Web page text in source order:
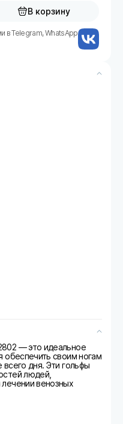
В корзину
в Telegram, WhatsApp
— это идеальное
обеспечить своим ногам
дня. Эти гольфы
людей,
венозных